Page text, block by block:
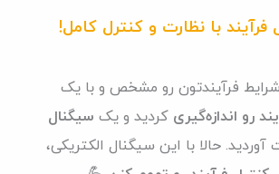
با نظارت و کنترل کامل!
فرآیندتون رو مشخص و با یک
رو اندازه‌گیری کردید و یک سیگنال
حالا با این سیگنال الکتریکی،